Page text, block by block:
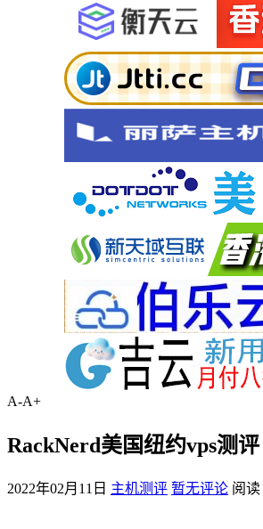
A-A+
RackNerd美国纽约vps测
2022年02月11日 主机测评 暂无评论 阅读